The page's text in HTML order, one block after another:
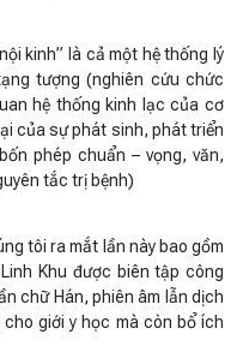
kinh” là cả một hệ thống lý
tượng (nghiên cứu chức
hệ thống kinh lạc của cơ
của sự phát sinh, phát triển
phép chuẩn – vọng, văn,
tắc trị bệnh)
tôi ra mắt lần này bao gồm
Khu được biên tập công
chữ Hán, phiên âm lẫn dịch
giới y học mà còn bổ ích